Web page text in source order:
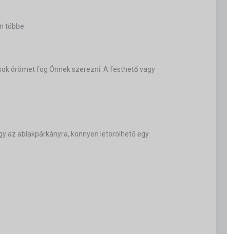
többe.
örömet fog Önnek szerezni. A festhető vagy
az ablakpárkányra, könnyen letörölhető egy